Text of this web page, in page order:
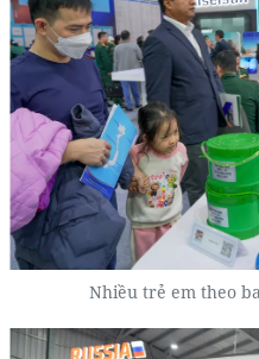
Nhiều trẻ em theo